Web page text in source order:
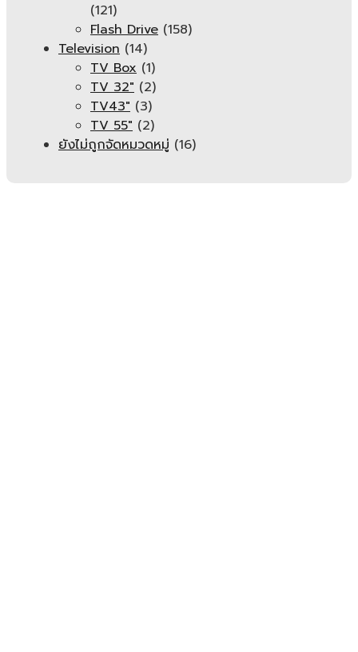
(121)
Flash Drive (158)
Television (14)
TV Box (1)
TV 32" (2)
TV43" (3)
TV 55" (2)
ยังไม่ถูกจัดหมวดหมู่ (16)